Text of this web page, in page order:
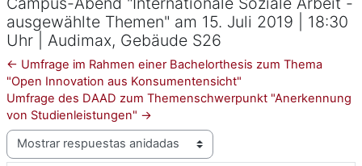
ausgewählte Themen" am 15. Juli 2019 | 18:30
Uhr | Audimax, Gebäude S26
← Umfrage im Rahmen einer Bachelorthesis zum Thema
"Open Innovation aus Konsumentensicht"
Umfrage des DAAD zum Themenschwerpunkt "Anerkennung
von Studienleistungen" →
Mostrar modo